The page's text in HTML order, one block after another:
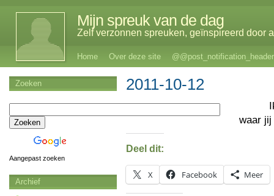
Mijn spreuk van de dag
Zelf verzonnen spreuken, geïnspireerd door
Home Over deze site @@post_notification_header
2011-10-12
waar
Deel dit:
X Facebook Meer
Zoeken
Aangepast zoeken
Archief